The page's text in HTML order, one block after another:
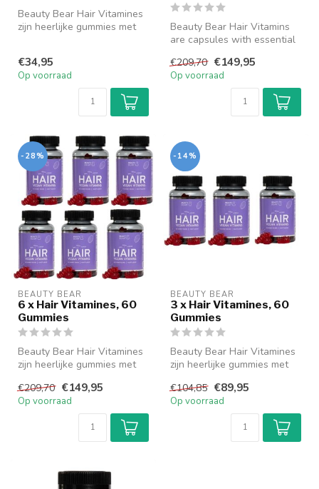
Beauty Bear Hair Vitamines
zijn heerlijke gummies met
€34,95
Op voorraad
Beauty Bear Hair Vitamins
are capsules with essential
€209,70 €149,95
Op voorraad
-28%
BEAUTY BEAR
6 x Hair Vitamines, 60
Gummies
Beauty Bear Hair Vitamines
zijn heerlijke gummies met
€209,70 €149,95
Op voorraad
-14%
BEAUTY BEAR
3 x Hair Vitamines, 60
Gummies
Beauty Bear Hair Vitamines
zijn heerlijke gummies met
€104,85 €89,95
Op voorraad